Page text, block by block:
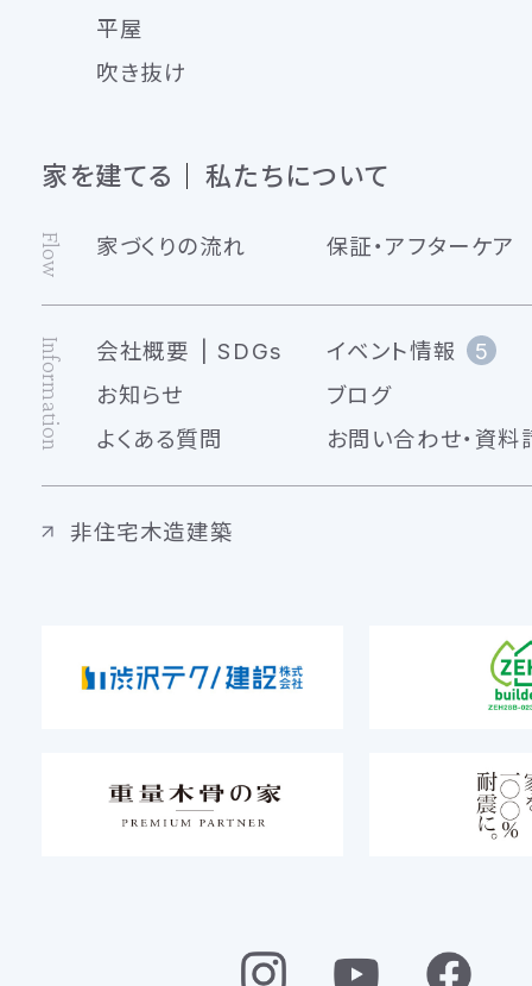
平屋
吹き抜け
家を建てる 私たちについて
Flow 家づくりの流れ 保証・アフターケア
Information 会社概要 SDGs イベント情報
5
お知らせ
ブログ
よくある質問
お問い合わせ・資料
非住宅木造建築